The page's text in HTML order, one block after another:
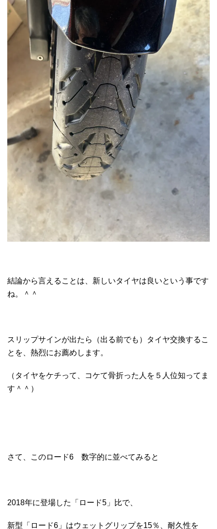
結論から言えることは、新しいタイヤは良いという事です
ね。＾＾
スリップサインが出たら（出る前でも）タイヤ交換するこ
とを、熱烈にお薦めします。
（タイヤをケチって、コケて骨折った人を５人位知ってま
す＾＾）
さて、このロード6 数字的に並べてみると
2018年に登場した「ロード5」比で、
新型「ロード6」はウェットグリップを15％、耐久性を